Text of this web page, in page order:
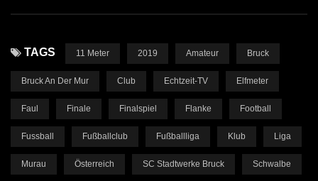
TAGS 11 Meter 2019 Amateur Bruck
Bruck An Der Mur Club Echtzeit-TV Elfmeter
Faul Finale Finalspiel Flanke Football
Fussball Fußballclub Fußballliga Klub Liga
Murau Österreich SC Stadtwerke Bruck Schwalbe